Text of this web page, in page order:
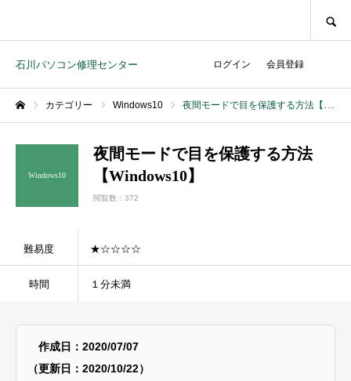
石川パソコン修理センター ログイン 会員登録
カテゴリー Windows10 夜間モードで目を保護する方法【Windows10】
Windows10
夜間モードで目を保護する方法
【Windows10】
閲覧数：372
難易度 ★☆☆☆☆
時間 １分未満
作成日：2020/07/07
（更新日：2020/10/22）